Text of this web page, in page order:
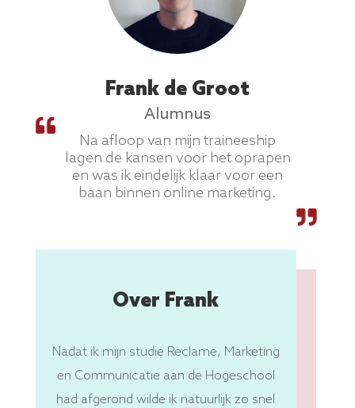
Frank de Groot
Alumnus
Na afloop van mijn traineeship
lagen de kansen voor het oprapen
en was ik eindelijk klaar voor een
baan binnen online marketing.
Over Frank
Nadat ik mijn studie Reclame, Marketing
en Communicatie aan de Hogeschool
had afgerond wilde ik natuurlijk zo snel